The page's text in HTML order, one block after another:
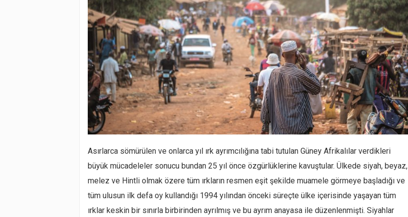
Asırlarca sömürülen ve onlarca yıl ırk ayrımcılığına tabi tutulan Güney Afrikalılar verdikleri
büyük mücadeleler sonucu bundan 25 yıl önce özgürlüklerine kavuştular. Ülkede siyah, beyaz,
melez ve Hintli olmak özere tüm ırkların resmen eşit şekilde muamele görmeye başladığı ve
tüm ulusun ilk defa oy kullandığı 1994 yılından önceki süreçte ülke içerisinde yaşayan tüm
ırklar keskin bir sınırla birbirinden ayrılmış ve bu ayrım anayasa ile düzenlenmişti. Siyahlar